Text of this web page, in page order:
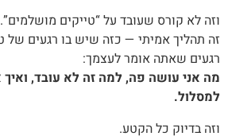
וזה לא קורס שעובד על “טייקים מושלמים”.
זה תהליך אמיתי — כזה שיש בו רגעים של
רגעים שאתה אומר לעצמך:
מה אני עושה פה, למה זה לא עובד, ואיך
למסלול.
וזה בדיוק כל הקטע.